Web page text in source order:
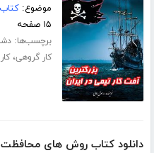
موضوع:
۱۵ صفحه
برچسب‌ها:
کار گروهی،
دانلود کتاب روش های محافظت